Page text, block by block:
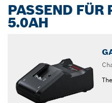
PASSEND FÜR
5.0AH